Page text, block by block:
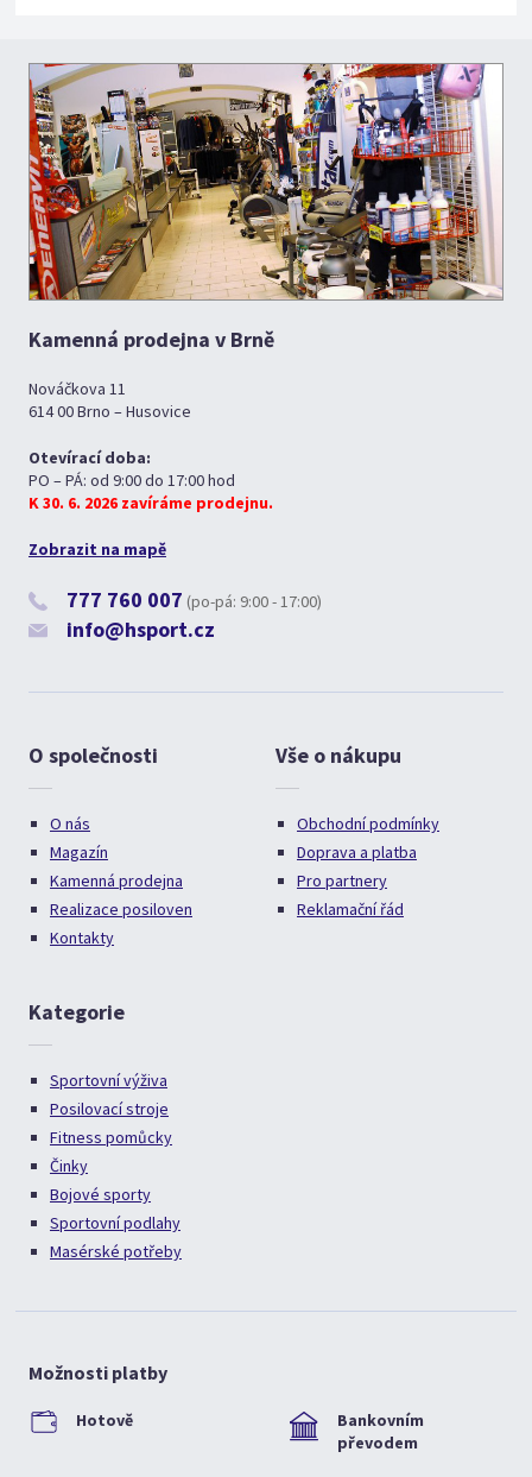
Kamenná prodejna v Brně
Nováčkova 11
614 00 Brno – Husovice
Otevírací doba:
PO – PÁ: od 9:00 do 17:00 hod
K 30. 6. 2026 zavíráme prodejnu.
Zobrazit na mapě
777 760 007 (po-pá: 9:00 - 17:00)
info@hsport.cz
O společnosti
O nás
Magazín
Kamenná prodejna
Realizace posiloven
Kontakty
Vše o nákupu
Obchodní podmínky
Doprava a platba
Pro partnery
Reklamační řád
Kategorie
Sportovní výživa
Posilovací stroje
Fitness pomůcky
Činky
Bojové sporty
Sportovní podlahy
Masérské potřeby
Možnosti platby
Hotově
Bankovním
převodem